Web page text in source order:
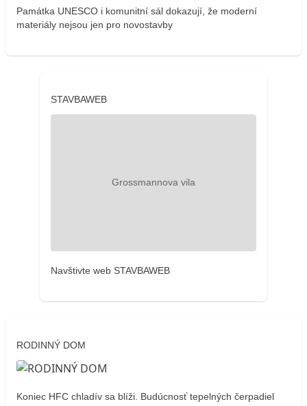
Památka UNESCO i komunitní sál dokazují, že moderní
materiály nejsou jen pro novostavby
STAVBAWEB
Navštivte web STAVBAWEB
RODINNÝ DOM
Koniec HFC chladív sa blíži. Budúcnosť tepelných čerpadiel